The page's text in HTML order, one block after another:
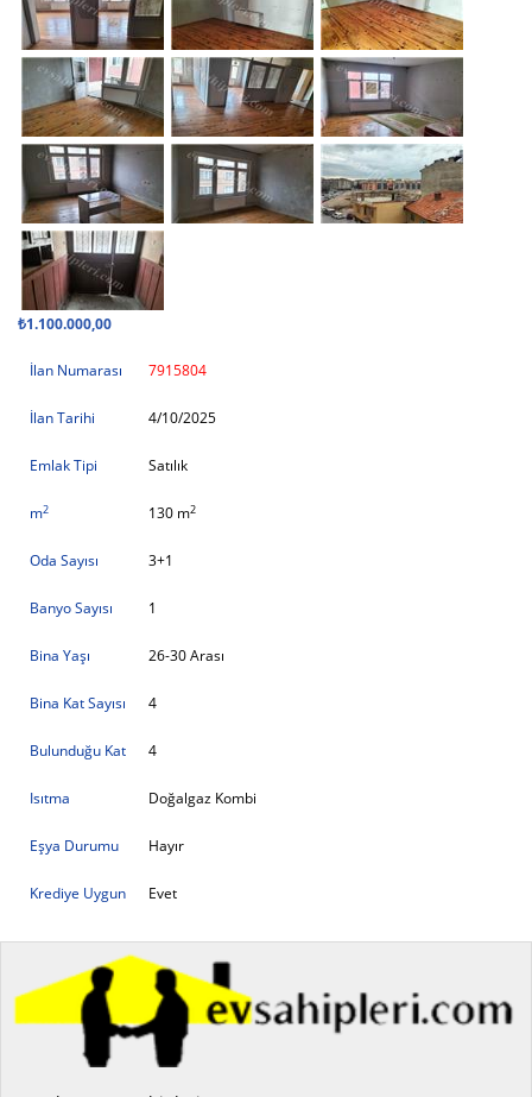
₺1.100.000,00
İlan Numarası 7915804
İlan Tarihi 4/10/2025
Emlak Tipi Satılık
m2 130 m2
Oda Sayısı 3+1
Banyo Sayısı 1
Bina Yaşı 26-30 Arası
Bina Kat Sayısı 4
Bulunduğu Kat 4
Isıtma Doğalgaz Kombi
Eşya Durumu Hayır
Krediye Uygun Evet